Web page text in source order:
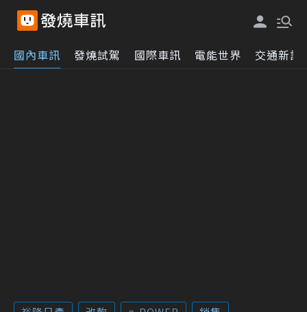
國內車訊 發燒試駕 國際車訊 電能世界 交通新訊